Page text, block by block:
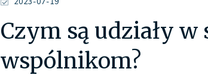
Czym są udziały w
wspólnikom?